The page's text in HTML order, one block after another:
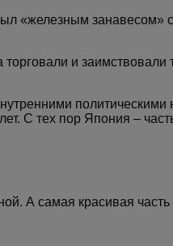
«железным занавесом»
и
С тех пор Япония –
А самая красивая часть